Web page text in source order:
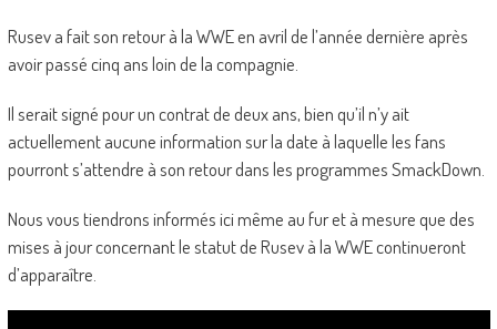
Rusev a fait son retour à la WWE en avril de l’année dernière après
avoir passé cinq ans loin de la compagnie.
Il serait signé pour un contrat de deux ans, bien qu’il n’y ait
actuellement aucune information sur la date à laquelle les fans
pourront s’attendre à son retour dans les programmes SmackDown.
Nous vous tiendrons informés ici même au fur et à mesure que des
mises à jour concernant le statut de Rusev à la WWE continueront
d’apparaître.